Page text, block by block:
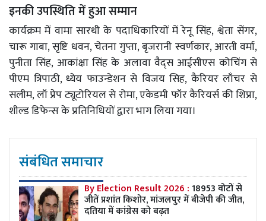
इनकी उपस्थिति में हुआ सम्मान
कार्यक्रम में वामा सारथी के पदाधिकारियों में रेनू सिंह, श्वेता सेंगर,
चारू गाबा, सृष्टि धवन, चेतना गुप्ता, बृजरानी स्वर्णकार, आरती वर्मा,
पुनीता सिंह, आकांक्षा सिंह के अलावा वैद्स आईसीएस कोचिंग से
पीएम त्रिपाठी, ध्येय फाउन्डेशन से विजय सिह, कैरियर लाँचर से
सलीम, लॉ प्रेप ट्यूटोरियल से रोमा, एकेडमी फॉर कैरियर्स की शिप्रा,
शील्ड डिफेन्स के प्रतिनिधियों द्वारा भाग लिया गया।
संबंधित समाचार
By Election Result 2026 :18953 वोटों से
जीतें प्रशांत किशोर, मांजलपुर में बीजेपी की जीत,
दतिया में कांग्रेस को बढ़त